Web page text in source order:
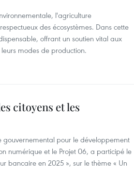
l'agriculture
des écosystèmes. Dans cette
offrant un soutien vital aux
modes de production.
citoyens et les
gouvernemental pour le développement
numérique et le Projet 06, a participé le
bancaire en 2025 », sur le thème « Un